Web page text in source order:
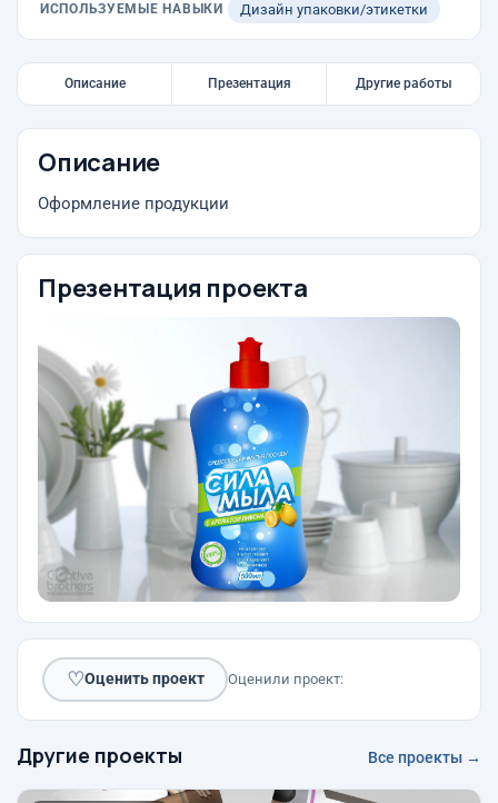
ИСПОЛЬЗУЕМЫЕ НАВЫКИ Дизайн упаковки/этикетки
Описание Презентация Другие работы
Описание
Оформление продукции
Презентация проекта
♡Оценить проект Оценили проект:
Другие проекты Все проекты →